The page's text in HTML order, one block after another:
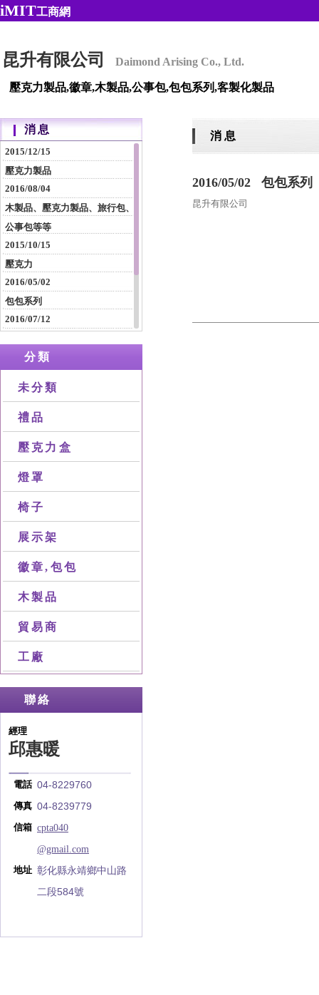
iMIT工商網
昆升有限公司 Daimond Arising Co., Ltd.
壓克力製品,徽章,木製品,公事包,包包系列,客製化製品
消息
2015/12/15
壓克力製品
2016/08/04
木製品、壓克力製品、旅行包、
公事包等等
2015/10/15
壓克力
2016/05/02
包包系列
2016/07/12
包製品
木製類產品
分類
未分類
禮品
壓克力盒
燈罩
椅子
展示架
徽章,包包
木製品
貿易商
工廠
聯絡
經理
邱惠暖
電話 04-8229760
傳真 04-8239779
信箱 cpta040
@gmail.com
地址 彰化縣永靖鄉中山路
二段584號
消 息
2016/05/02 包包系列
昆升有限公司